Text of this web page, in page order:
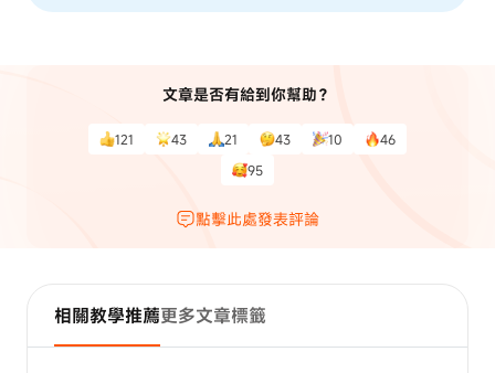
文章是否有給到你幫助？
121 43 21 43 10
46
95
點擊此處發表評論
相關教學推薦更多文章標籤